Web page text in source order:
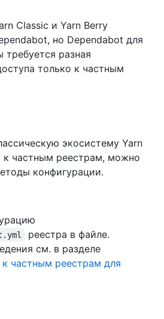
Classic и Yarn Berry
но Dependabot для
разная
только к частным
экосистему Yarn
к частным реестрам, можно
конфигурации.
реестра в файле.
см. в разделе
частным реестрам для